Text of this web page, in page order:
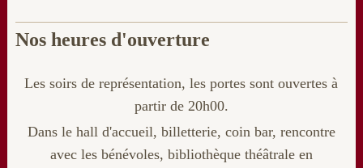
Nos heures d'ouverture
Les soirs de représentation, les portes sont ouvertes à
partir de 20h00.
Dans le hall d'accueil, billetterie, coin bar, rencontre
avec les bénévoles, bibliothèque théâtrale en